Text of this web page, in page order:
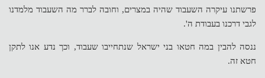
פרשתנו עיקרה השעבוד שהיה במצרים, וחובה לברר מה השעבוד מלמדנו
לגבי דרכנו בעבודת ה'.
ננסה להבין במה חטאו בני ישראל שנתחייבו שעבוד, וכך נדע אנו לתקן
חטא זה.